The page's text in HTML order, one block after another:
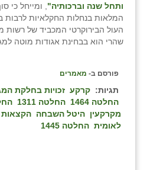
ותחל שנה וברכותיה" , ומייחל כי
המלאות בנחלות החקלאיות לרבות
העול הבירוקרטי המכביד של רשות
שהרי הוא בבחינת אגודות מוטה
פורסם ב- מאמרים
תגיות: קרקע זכויות בחלקת
החלטה 1464
החלטה 1311
מקרקעין היטל השבחה הקצאות
לאומית החלטה 1445